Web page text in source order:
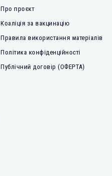
Про проєкт
Коаліція за вакцинацію
Правила використання матеріалів
Політика конфіденційності
Публічний договір (ОФЕРТА)